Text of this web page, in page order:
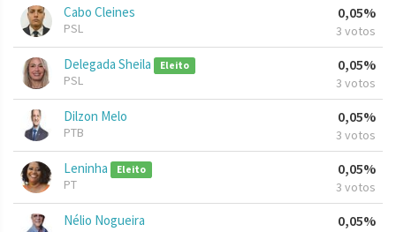
Cabo Cleines
PSL
0,05%
3 votos
Delegada Sheila Eleito
PSL
0,05%
3 votos
Dilzon Melo
PTB
0,05%
3 votos
Leninha Eleito
PT
0,05%
3 votos
Nélio Nogueira 0,05%